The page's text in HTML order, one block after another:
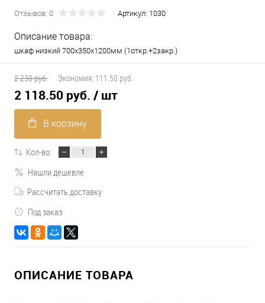
Отзывов: 0 Артикул: 1030
Описание товара:
шкаф низкий 700х350х1200мм (1откр.+2закр.)
2 230 руб. Экономия: 111.50 руб.
2 118.50 руб. / шт
В корзину
Кол-во:
Нашли дешевле
Рассчитать доставку
Под заказ
ОПИСАНИЕ ТОВАРА